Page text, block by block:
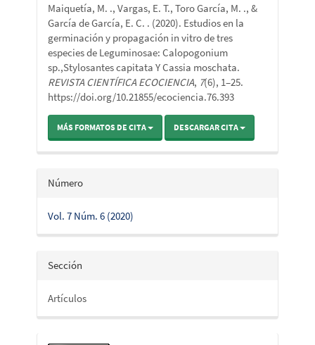
artículo
Maiquetía, M. ., Vargas, E. T., Toro García, M. ., &
García de García, E. C. . (2020). Estudios en la
germinación y propagación in vitro de tres
especies de Leguminosae: Calopogonium
sp.,Stylosantes capitata Y Cassia moschata.
REVISTA CIENTÍFICA ECOCIENCIA, 7(6), 1–25.
https://doi.org/10.21855/ecociencia.76.393
MÁS FORMATOS DE CITA DESCARGAR CITA
Número
Vol. 7 Núm. 6 (2020)
Sección
Artículos